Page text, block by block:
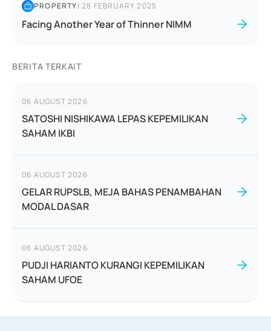
PROPERTY|28 FEBRUARY 2025
Facing Another Year of Thinner NIMM
BERITA TERKAIT
06 AUGUST 2026
SATOSHI NISHIKAWA LEPAS KEPEMILIKAN
SAHAM IKBI
06 AUGUST 2026
GELAR RUPSLB, MEJA BAHAS PENAMBAHAN
MODAL DASAR
06 AUGUST 2026
PUDJI HARIANTO KURANGI KEPEMILIKAN
SAHAM UFOE